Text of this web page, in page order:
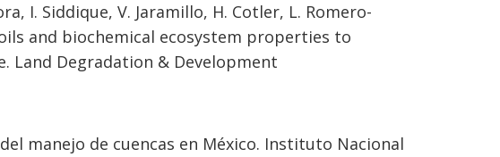
I. Siddique, V. Jaramillo, H. Cotler, L. Romero-
and biochemical ecosystem properties to
Land Degradation & Development
manejo de cuencas en México. Instituto Nacional